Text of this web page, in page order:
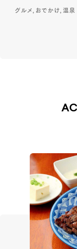
グルメ, おでかけ, 温泉